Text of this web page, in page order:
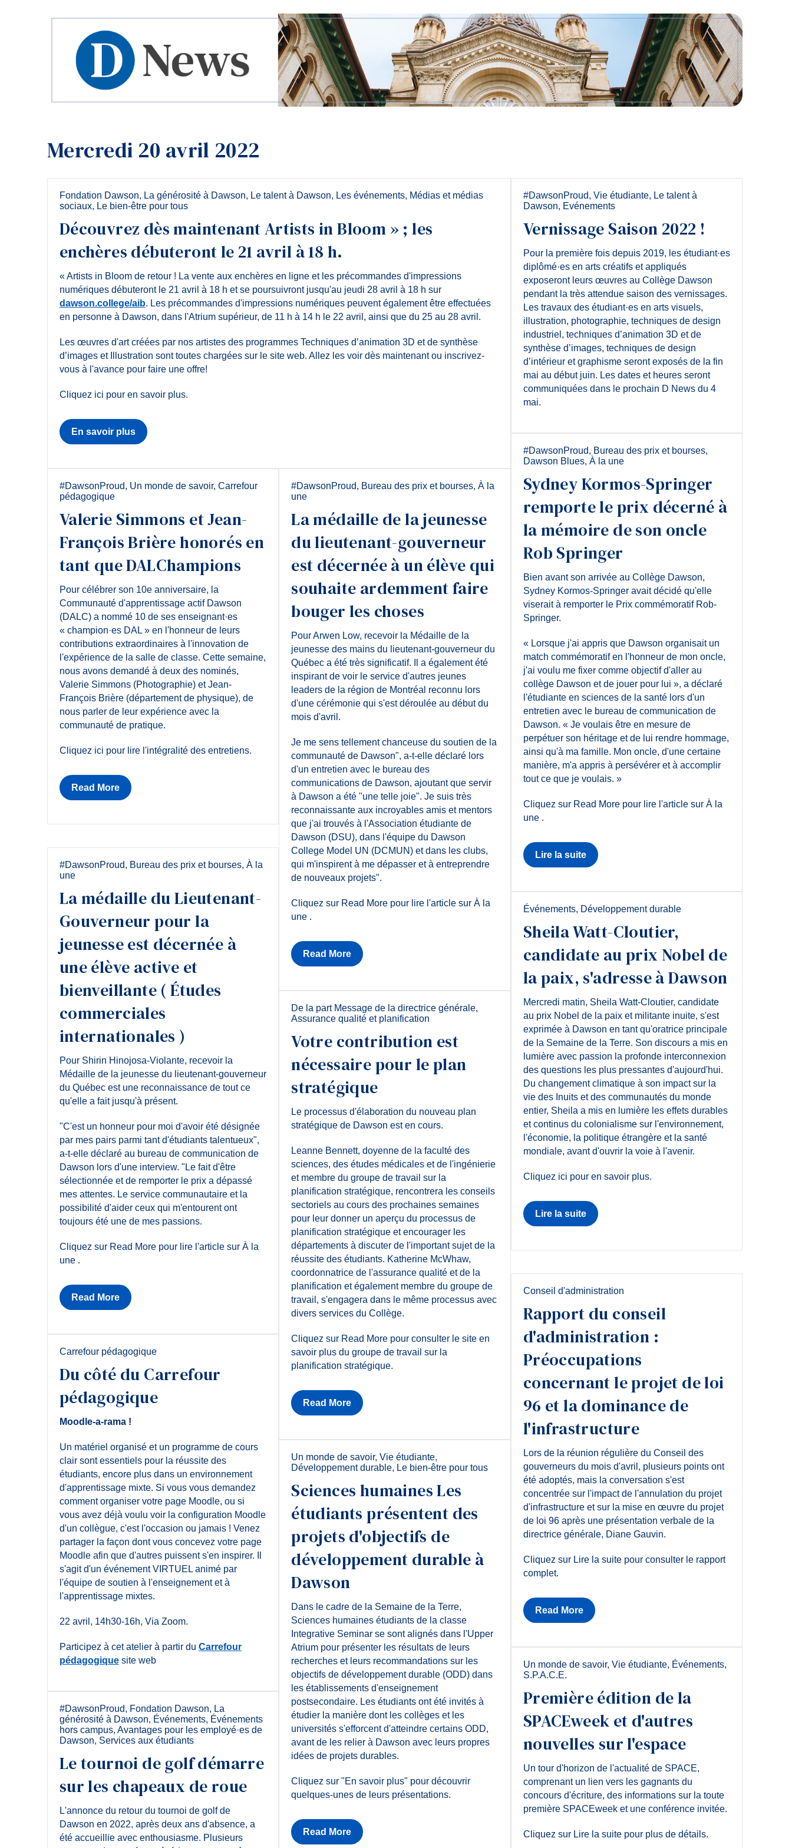
Mercredi 20 avril 2022
Fondation Dawson, La générosité à Dawson, Le talent à Dawson, Les événements, Médias et médias
sociaux, Le bien-être pour tous
Découvrez dès maintenant Artists in Bloom » ; les
enchères débuteront le 21 avril à 18 h.
« Artists in Bloom de retour ! La vente aux enchères en ligne et les précommandes d'impressions
numériques débuteront le 21 avril à 18 h et se poursuivront jusqu'au jeudi 28 avril à 18 h sur
dawson.college/aib. Les précommandes d'impressions numériques peuvent également être effectuées
en personne à Dawson, dans l'Atrium supérieur, de 11 h à 14 h le 22 avril, ainsi que du 25 au 28 avril.
Les œuvres d'art créées par nos artistes des programmes Techniques d’animation 3D et de synthèse
d’images et Illustration sont toutes chargées sur le site web. Allez les voir dès maintenant ou inscrivez-
vous à l'avance pour faire une offre!
Cliquez ici pour en savoir plus.
En savoir plus
#DawsonProud, Vie étudiante, Le talent à
Dawson, Evénements
Vernissage Saison 2022 !
Pour la première fois depuis 2019, les étudiant·es
diplômé·es en arts créatifs et appliqués
exposeront leurs œuvres au Collège Dawson
pendant la très attendue saison des vernissages.
Les travaux des étudiant·es en arts visuels,
illustration, photographie, techniques de design
industriel, techniques d’animation 3D et de
synthèse d’images, techniques de design
d’intérieur et graphisme seront exposés de la fin
mai au début juin. Les dates et heures seront
communiquées dans le prochain D News du 4
mai.
#DawsonProud, Bureau des prix et bourses,
Dawson Blues, À la une
Sydney Kormos-Springer
remporte le prix décerné à
la mémoire de son oncle
Rob Springer
Bien avant son arrivée au Collège Dawson,
Sydney Kormos-Springer avait décidé qu'elle
viserait à remporter le Prix commémoratif Rob-
Springer.
« Lorsque j'ai appris que Dawson organisait un
match commémoratif en l'honneur de mon oncle,
j'ai voulu me fixer comme objectif d'aller au
collège Dawson et de jouer pour lui », a déclaré
l'étudiante en sciences de la santé lors d'un
entretien avec le bureau de communication de
Dawson. « Je voulais être en mesure de
perpétuer son héritage et de lui rendre hommage,
ainsi qu'à ma famille. Mon oncle, d'une certaine
manière, m'a appris à persévérer et à accomplir
tout ce que je voulais. »
Cliquez sur Read More pour lire l'article sur À la
une .
Lire la suite
#DawsonProud, Un monde de savoir, Carrefour
pédagogique
Valerie Simmons et Jean-
François Brière honorés en
tant que DALChampions
Pour célébrer son 10e anniversaire, la
Communauté d'apprentissage actif Dawson
(DALC) a nommé 10 de ses enseignant·es
« champion·es DAL » en l'honneur de leurs
contributions extraordinaires à l'innovation de
l'expérience de la salle de classe. Cette semaine,
nous avons demandé à deux des nominés,
Valerie Simmons (Photographie) et Jean-
François Brière (département de physique), de
nous parler de leur expérience avec la
communauté de pratique.
Cliquez ici pour lire l'intégralité des entretiens.
Read More
#DawsonProud, Bureau des prix et bourses, À la
une
La médaille de la jeunesse
du lieutenant-gouverneur
est décernée à un élève qui
souhaite ardemment faire
bouger les choses
Pour Arwen Low, recevoir la Médaille de la
jeunesse des mains du lieutenant-gouverneur du
Québec a été très significatif. Il a également été
inspirant de voir le service d'autres jeunes
leaders de la région de Montréal reconnu lors
d'une cérémonie qui s'est déroulée au début du
mois d'avril.
Je me sens tellement chanceuse du soutien de la
communauté de Dawson", a-t-elle déclaré lors
d'un entretien avec le bureau des
communications de Dawson, ajoutant que servir
à Dawson a été "une telle joie". Je suis très
reconnaissante aux incroyables amis et mentors
que j'ai trouvés à l'Association étudiante de
Dawson (DSU), dans l'équipe du Dawson
College Model UN (DCMUN) et dans les clubs,
qui m'inspirent à me dépasser et à entreprendre
de nouveaux projets".
Cliquez sur Read More pour lire l'article sur À la
une .
Read More
#DawsonProud, Bureau des prix et bourses, À la
une
La médaille du Lieutenant-
Gouverneur pour la
jeunesse est décernée à
une élève active et
bienveillante ( Études
commerciales
internationales )
Pour Shirin Hinojosa-Violante, recevoir la
Médaille de la jeunesse du lieutenant-gouverneur
du Québec est une reconnaissance de tout ce
qu'elle a fait jusqu'à présent.
"C'est un honneur pour moi d'avoir été désignée
par mes pairs parmi tant d'étudiants talentueux",
a-t-elle déclaré au bureau de communication de
Dawson lors d'une interview. "Le fait d'être
sélectionnée et de remporter le prix a dépassé
mes attentes. Le service communautaire et la
possibilité d'aider ceux qui m'entourent ont
toujours été une de mes passions.
Cliquez sur Read More pour lire l'article sur À la
une .
Read More
Événements, Développement durable
Sheila Watt-Cloutier,
candidate au prix Nobel de
la paix, s'adresse à Dawson
Mercredi matin, Sheila Watt-Cloutier, candidate
au prix Nobel de la paix et militante inuite, s'est
exprimée à Dawson en tant qu'oratrice principale
de la Semaine de la Terre. Son discours a mis en
lumière avec passion la profonde interconnexion
des questions les plus pressantes d'aujourd'hui.
Du changement climatique à son impact sur la
vie des Inuits et des communautés du monde
entier, Sheila a mis en lumière les effets durables
et continus du colonialisme sur l'environnement,
l'économie, la politique étrangère et la santé
mondiale, avant d'ouvrir la voie à l'avenir.
Cliquez ici pour en savoir plus.
Lire la suite
De la part Message de la directrice générale,
Assurance qualité et planification
Votre contribution est
nécessaire pour le plan
stratégique
Le processus d'élaboration du nouveau plan
stratégique de Dawson est en cours.
Leanne Bennett, doyenne de la faculté des
sciences, des études médicales et de l'ingénierie
et membre du groupe de travail sur la
planification stratégique, rencontrera les conseils
sectoriels au cours des prochaines semaines
pour leur donner un aperçu du processus de
planification stratégique et encourager les
départements à discuter de l'important sujet de la
réussite des étudiants. Katherine McWhaw,
coordonnatrice de l'assurance qualité et de la
planification et également membre du groupe de
travail, s'engagera dans le même processus avec
divers services du Collège.
Cliquez sur Read More pour consulter le site en
savoir plus du groupe de travail sur la
planification stratégique.
Read More
Conseil d'administration
Rapport du conseil
d'administration :
Préoccupations
concernant le projet de loi
96 et la dominance de
l'infrastructure
Lors de la réunion régulière du Conseil des
gouverneurs du mois d'avril, plusieurs points ont
été adoptés, mais la conversation s'est
concentrée sur l'impact de l'annulation du projet
d'infrastructure et sur la mise en œuvre du projet
de loi 96 après une présentation verbale de la
directrice générale, Diane Gauvin.
Cliquez sur Lire la suite pour consulter le rapport
complet.
Read More
Carrefour pédagogique
Du côté du Carrefour
pédagogique
Moodle-a-rama !
Un matériel organisé et un programme de cours
clair sont essentiels pour la réussite des
étudiants, encore plus dans un environnement
d'apprentissage mixte. Si vous vous demandez
comment organiser votre page Moodle, ou si
vous avez déjà voulu voir la configuration Moodle
d'un collègue, c'est l'occasion ou jamais ! Venez
partager la façon dont vous concevez votre page
Moodle afin que d'autres puissent s'en inspirer. Il
s'agit d'un événement VIRTUEL animé par
l'équipe de soutien à l'enseignement et à
l'apprentissage mixtes.
22 avril, 14h30-16h, Via Zoom.
Participez à cet atelier à partir du Carrefour
pédagogiquesite web
Un monde de savoir, Vie étudiante,
Développement durable, Le bien-être pour tous
Sciences humaines Les
étudiants présentent des
projets d'objectifs de
développement durable à
Dawson
Dans le cadre de la Semaine de la Terre,
Sciences humaines étudiants de la classe
Integrative Seminar se sont alignés dans l'Upper
Atrium pour présenter les résultats de leurs
recherches et leurs recommandations sur les
objectifs de développement durable (ODD) dans
les établissements d'enseignement
postsecondaire. Les étudiants ont été invités à
étudier la manière dont les collèges et les
universités s'efforcent d'atteindre certains ODD,
avant de les relier à Dawson avec leurs propres
idées de projets durables.
Cliquez sur "En savoir plus" pour découvrir
quelques-unes de leurs présentations.
Read More
Un monde de savoir, Vie étudiante, Événements,
S.P.A.C.E.
Première édition de la
SPACEweek et d'autres
nouvelles sur l'espace
Un tour d'horizon de l'actualité de SPACE,
comprenant un lien vers les gagnants du
concours d'écriture, des informations sur la toute
première SPACEweek et une conférence invitée.
Cliquez sur Lire la suite pour plus de détails.
#DawsonProud, Fondation Dawson, La
générosité à Dawson, Événements, Événements
hors campus, Avantages pour les employé·es de
Dawson, Services aux étudiants
Le tournoi de golf démarre
sur les chapeaux de roue
L'annonce du retour du tournoi de golf de
Dawson en 2022, après deux ans d'absence, a
été accueillie avec enthousiasme. Plusieurs
Liens
Menu principal
Programmes
Formation continue
Admissions
Corps enseignant et personnel administratif
Diplômé·es et visiteur·euses